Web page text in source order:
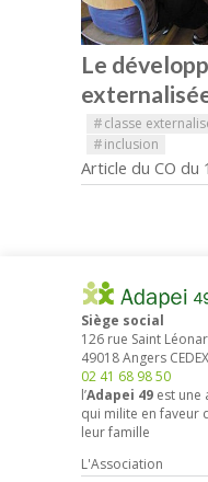
Le
#classe
#inclusion
Article du CO du
Siège social
126 rue Saint
49018Angers
02 41 68 98 50
l’Adapei 49 est une
qui milite en faveur
leur famille
L'Association